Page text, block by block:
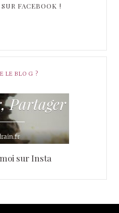
FACEBOOK !
LE BLOG ?
sur Insta